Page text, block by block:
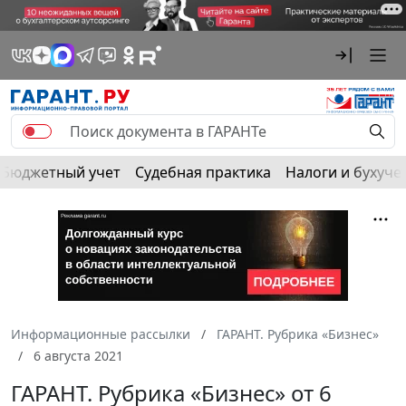
Бюджетный учет Судебная практика Налоги и
Информационные рассылки
ГАРАНТ. Рубрика «Бизнес»
6 августа 2021
ГАРАНТ. Рубрика «Бизнес» от 6